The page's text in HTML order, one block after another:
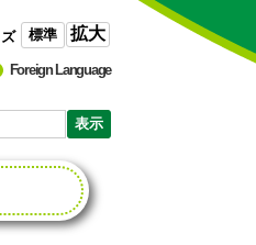
標準 拡大
Foreign Language